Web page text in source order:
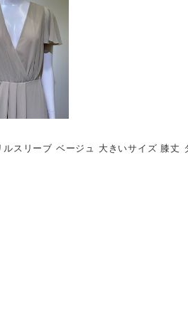
スリーブ ベージュ 大きいサイズ 膝丈